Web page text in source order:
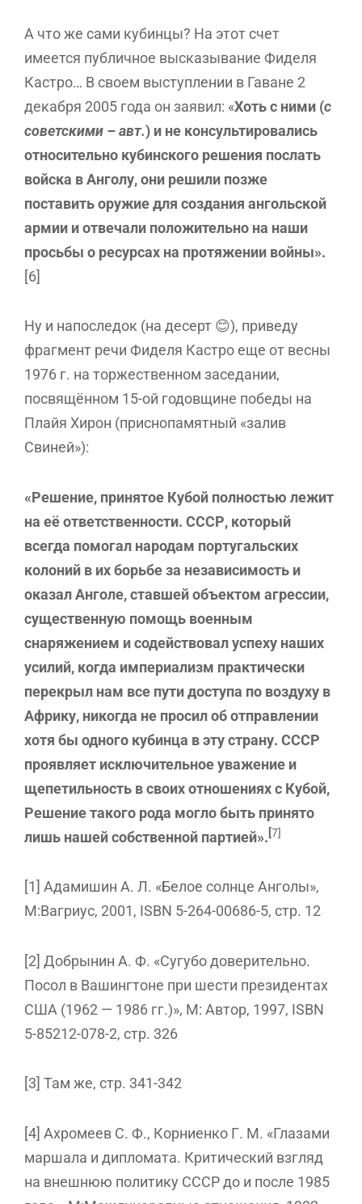
А что же сами кубинцы? На этот счет
имеется публичное высказывание Фиделя
Кастро… В своем выступлении в Гаване 2
декабря 2005 года он заявил: «Хоть с ними (с
советскими – авт.) и не консультировались
относительно кубинского решения послать
войска в Анголу, они решили позже
поставить оружие для создания ангольской
армии и отвечали положительно на наши
просьбы о ресурсах на протяжении войны».
[6]
Ну и напоследок (на десерт 😊), приведу
фрагмент речи Фиделя Кастро еще от весны
1976 г. на торжественном заседании,
посвящённом 15-ой годовщине победы на
Плайя Хирон (приснопамятный «залив
Свиней»):
«Решение, принятое Кубой полностью лежит
на её ответственности. СССР, который
всегда помогал народам португальских
колоний в их борьбе за независимость и
оказал Анголе, ставшей объектом агрессии,
существенную помощь военным
снаряжением и содействовал успеху наших
усилий, когда империализм практически
перекрыл нам все пути доступа по воздуху в
Африку, никогда не просил об отправлении
хотя бы одного кубинца в эту страну. СССР
проявляет исключительное уважение и
щепетильность в своих отношениях с Кубой,
Решение такого рода могло быть принято
лишь нашей собственной партией». [7]
[1] Адамишин А. Л. «Белое солнце Анголы»,
М:Вагриус, 2001, ISBN 5-264-00686-5, стр. 12
[2] Добрынин А. Ф. «Сугубо доверительно.
Посол в Вашингтоне при шести президентах
США (1962 — 1986 гг.)», М: Автор, 1997, ISBN
5-85212-078-2, стр. 326
[3] Там же, стр. 341-342
[4] Ахромеев С. Ф., Корниенко Г. М. «Глазами
маршала и дипломата. Критический взгляд
на внешнюю политику СССР до и после 1985